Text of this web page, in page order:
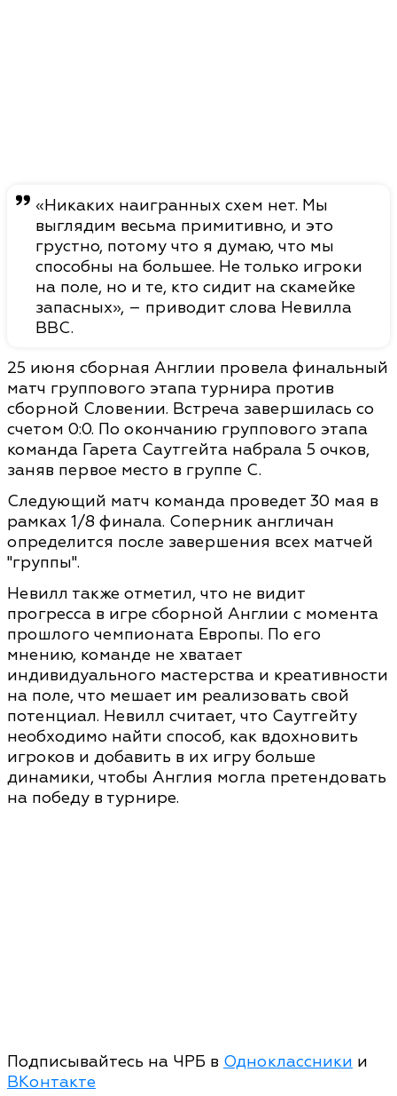
«Никаких наигранных схем нет. Мы
выглядим весьма примитивно, и это
грустно, потому что я думаю, что мы
способны на большее. Не только игроки
на поле, но и те, кто сидит на скамейке
запасных», – приводит слова Невилла
BBC.
25 июня сборная Англии провела финальный
матч группового этапа турнира против
сборной Словении. Встреча завершилась со
счетом 0:0. По окончанию группового этапа
команда Гарета Саутгейта набрала 5 очков,
заняв первое место в группе С.
Следующий матч команда проведет 30 мая в
рамках 1/8 финала. Соперник англичан
определится после завершения всех матчей
"группы".
Невилл также отметил, что не видит
прогресса в игре сборной Англии с момента
прошлого чемпионата Европы. По его
мнению, команде не хватает
индивидуального мастерства и креативности
на поле, что мешает им реализовать свой
потенциал. Невилл считает, что Саутгейту
необходимо найти способ, как вдохновить
игроков и добавить в их игру больше
динамики, чтобы Англия могла претендовать
на победу в турнире.
Подписывайтесь на ЧРБ в Одноклассники и
ВКонтакте